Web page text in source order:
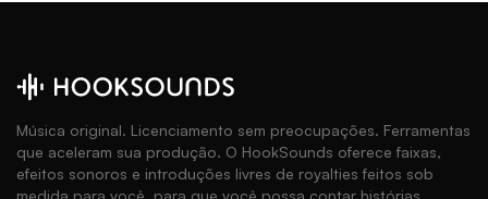
Música original. Licenciamento sem preocupações. Ferramentas
que aceleram sua produção. O HookSounds oferece faixas,
efeitos sonoros e introduções livres de royalties feitos sob
medida para você, para que você possa contar histórias